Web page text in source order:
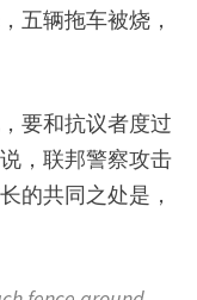
五辆拖车被烧，
要和抗议者度过
，联邦警察攻击
的共同之处是，